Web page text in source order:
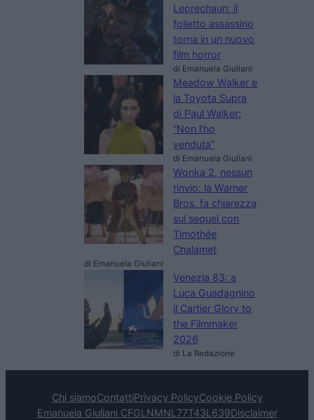
Leprechaun: il
folletto assassino
torna in un nuovo
film horror
di Emanuela Giuliani
Meadow Walker e
la Toyota Supra
di Paul Walker:
“Non l’ho
venduta”
di Emanuela Giuliani
Wonka 2, nessun
rinvio: la Warner
Bros. fa chiarezza
sul sequel con
Timothée
Chalamet
di Emanuela Giuliani
Venezia 83: a
Luca Guadagnino
il Cartier Glory to
the Filmmaker
2026
di La Redazione
Chi siamoContattiPrivacy PolicyCookie Policy
Emanuela Giuliani CFGLNMNL77T43L639Disclaimer